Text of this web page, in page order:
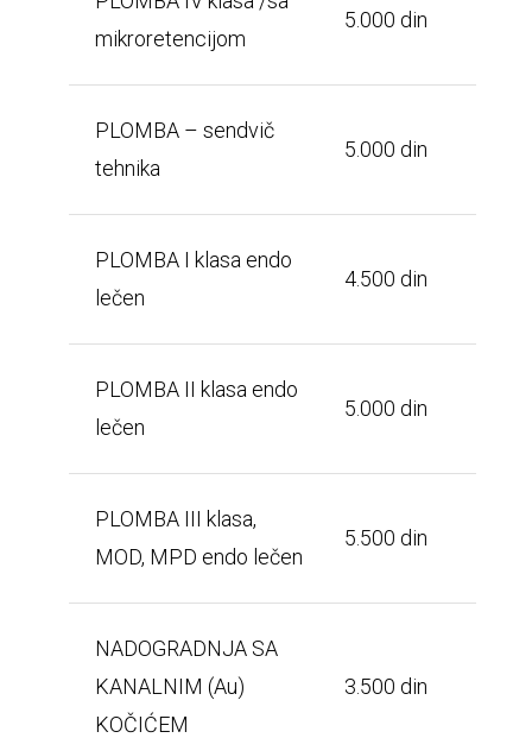
mikroretencijom
5.000 din
PLOMBA – sendvič
tehnika
5.000 din
PLOMBA I klasa endo
lečen
4.500 din
PLOMBA II klasa endo
lečen
5.000 din
PLOMBA III klasa,
MOD, MPD endo lečen
5.500 din
NADOGRADNJA SA
KANALNIM (Au)
KOČIĆEM
3.500 din